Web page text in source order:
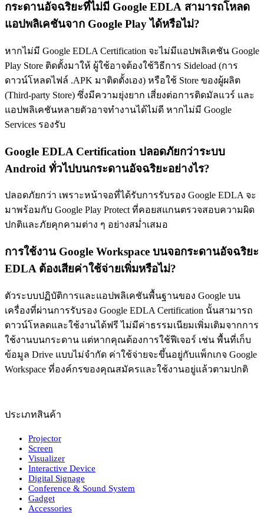
กระดานอัจฉริยะที่ไม่มี Google EDLA สามารถโหลด
แอปพลิเคชันจาก Google Play ได้หรือไม่?
หากไม่มี Google EDLA Certification จะไม่มีแอปพลิเคชัน Google
Play Store ติดตั้งมาให้ ผู้ใช้อาจต้องใช้วิธีการ Sideload (การ
ดาวน์โหลดไฟล์ .APK มาติดตั้งเอง) หรือใช้ Store ของผู้ผลิต
(Third-party Store) ซึ่งมีความยุ่งยาก เสี่ยงต่อการติดมัลแวร์ และ
แอปพลิเคชันหลายตัวอาจทำงานได้ไม่ดี หากไม่มี Google
Services รองรับ
Google EDLA Certification ปลอดภัยกว่าระบบ
Android ทั่วไปบนกระดานอัจฉริยะอย่างไร?
ปลอดภัยกว่า เพราะหน้าจอที่ได้รับการรับรอง Google EDLA จะ
มาพร้อมกับ Google Play Protect ที่คอยสแกนตรวจสอบความผิด
ปกติและภัยคุกคามต่าง ๆ อย่างสม่ำเสมอ
การใช้งาน Google Workspace บนจอกระดานอัจฉริยะ
EDLA ต้องเสียค่าใช้จ่ายเพิ่มหรือไม่?
ตัวระบบปฏิบัติการและแอปพลิเคชันพื้นฐานของ Google บน
เครื่องที่ผ่านการรับรอง Google EDLA Certification นั้นสามารถ
ดาวน์โหลดและใช้งานได้ฟรี ไม่มีค่าธรรมเนียมเพิ่มเติมจากการ
ใช้งานบนกระดาน แต่หากคุณต้องการใช้ฟีเจอร์ เช่น พื้นที่เก็บ
ข้อมูล Drive แบบไม่จำกัด ค่าใช้จ่ายจะขึ้นอยู่กับแพ็กเกจ Google
Workspace ที่องค์กรของคุณสมัครและใช้งานอยู่แล้วตามปกติ
ประเภทสินค้า
Projector
Screen
Visualizer
Interactive Device
Digital Signage
Conference & Sound System
Gadget
Accessories